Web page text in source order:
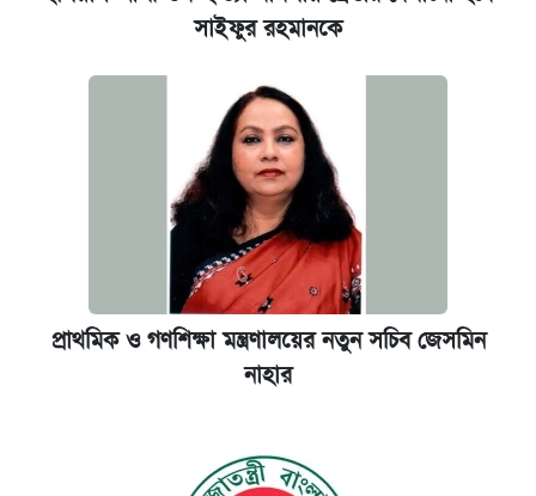
সাইফুর রহমানকে
প্রাথমিক ও গণশিক্ষা মন্ত্রণালয়ের নতুন সচিব জেসমিন
নাহার